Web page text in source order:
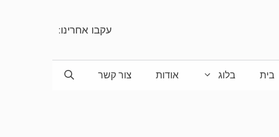
עקבו אחרינו:
בית בלוג אודות צור קשר